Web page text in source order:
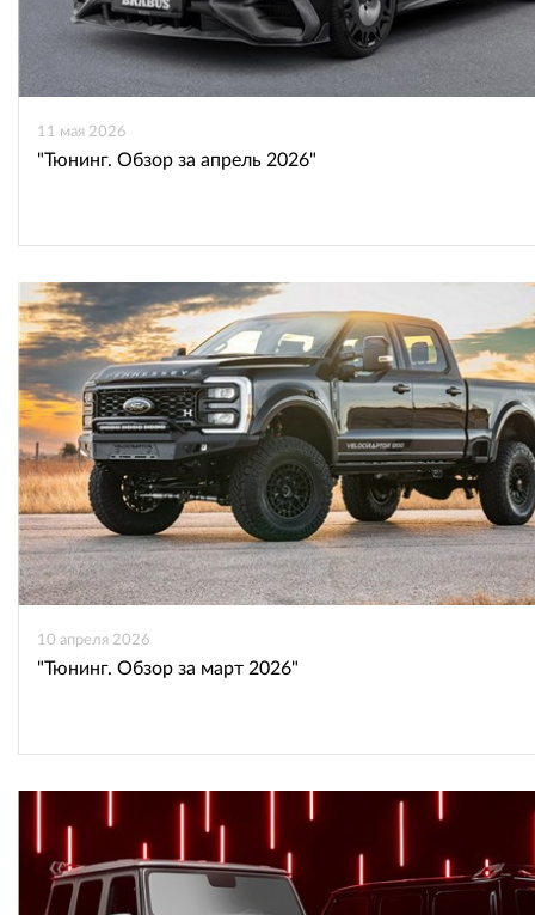
11 мая 2026
"Тюнинг. Обзор за апрель 2026"
10 апреля 2026
"Тюнинг. Обзор за март 2026"